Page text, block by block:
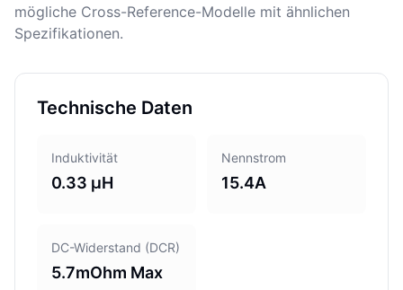
mögliche Cross-Reference-Modelle mit ähnlichen
Spezifikationen.
Technische Daten
Induktivität
0.33 µH
Nennstrom
15.4A
DC-Widerstand (DCR)
5.7mOhm Max